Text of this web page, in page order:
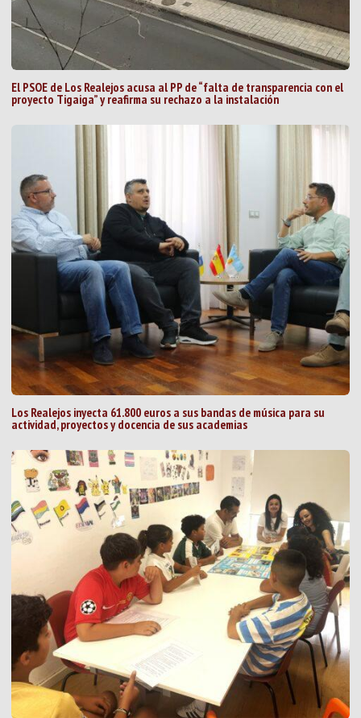
El PSOE de Los Realejos acusa al PP de “falta de transparencia con el
proyecto Tigaiga” y reafirma su rechazo a la instalación
Los Realejos inyecta 61.800 euros a sus bandas de música para su
actividad, proyectos y docencia de sus academias